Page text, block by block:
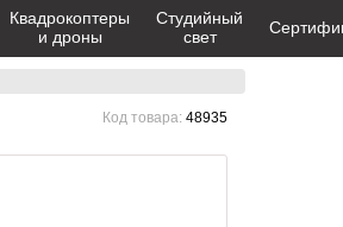
Код товара: 48935
Квадрокоптеры
и дроны
Студийный
свет